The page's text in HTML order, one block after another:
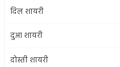
दिल शायरी
दुआ शायरी
दोस्ती शायरी